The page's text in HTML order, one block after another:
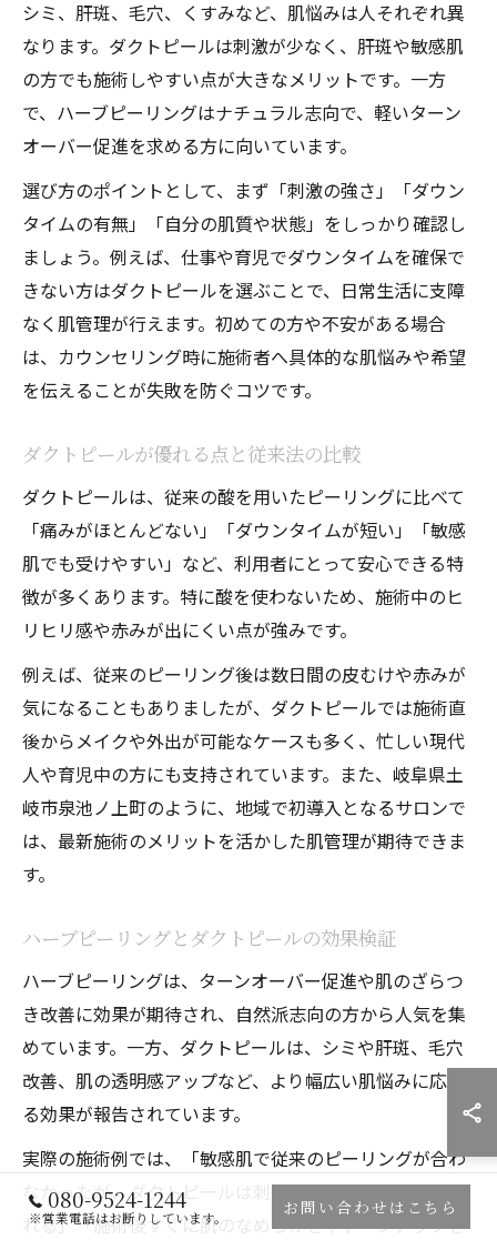
シミ、肝斑、毛穴、くすみなど、肌悩みは人それぞれ異
なります。ダクトピールは刺激が少なく、肝斑や敏感肌
の方でも施術しやすい点が大きなメリットです。一方
で、ハーブピーリングはナチュラル志向で、軽いターン
オーバー促進を求める方に向いています。
選び方のポイントとして、まず「刺激の強さ」「ダウン
タイムの有無」「自分の肌質や状態」をしっかり確認し
ましょう。例えば、仕事や育児でダウンタイムを確保で
きない方はダクトピールを選ぶことで、日常生活に支障
なく肌管理が行えます。初めての方や不安がある場合
は、カウンセリング時に施術者へ具体的な肌悩みや希望
を伝えることが失敗を防ぐコツです。
ダクトピールが優れる点と従来法の比較
ダクトピールは、従来の酸を用いたピーリングに比べて
「痛みがほとんどない」「ダウンタイムが短い」「敏感
肌でも受けやすい」など、利用者にとって安心できる特
徴が多くあります。特に酸を使わないため、施術中のヒ
リヒリ感や赤みが出にくい点が強みです。
例えば、従来のピーリング後は数日間の皮むけや赤みが
気になることもありましたが、ダクトピールでは施術直
後からメイクや外出が可能なケースも多く、忙しい現代
人や育児中の方にも支持されています。また、岐阜県土
岐市泉池ノ上町のように、地域で初導入となるサロンで
は、最新施術のメリットを活かした肌管理が期待できま
す。
ハーブピーリングとダクトピールの効果検証
ハーブピーリングは、ターンオーバー促進や肌のざらつ
き改善に効果が期待され、自然派志向の方から人気を集
めています。一方、ダクトピールは、シミや肝斑、毛穴
改善、肌の透明感アップなど、より幅広い肌悩みに応え
る効果が報告されています。
実際の施術例では、「敏感肌で従来のピーリングが合わ
なかったが、ダクトピールは刺激がなく安心して続けら
れる」「施術後すぐに肌のなめらかさやトーンアップを
080-9524-1244
※営業電話はお断りしています。 お問い合わせはこちら